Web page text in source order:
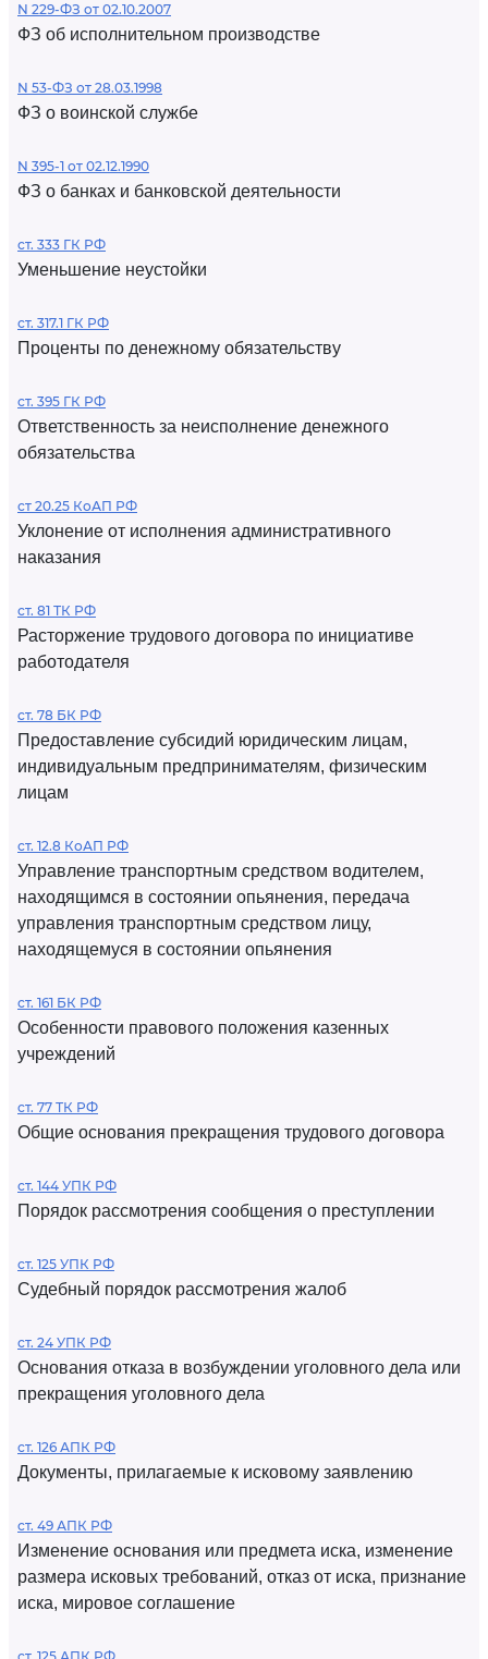
N 229-ФЗ от 02.10.2007
ФЗ об исполнительном производстве
N 53-ФЗ от 28.03.1998
ФЗ о воинской службе
N 395-1 от 02.12.1990
ФЗ о банках и банковской деятельности
ст. 333 ГК РФ
Уменьшение неустойки
ст. 317.1 ГК РФ
Проценты по денежному обязательству
ст. 395 ГК РФ
Ответственность за неисполнение денежного
обязательства
ст 20.25 КоАП РФ
Уклонение от исполнения административного
наказания
ст. 81 ТК РФ
Расторжение трудового договора по инициативе
работодателя
ст. 78 БК РФ
Предоставление субсидий юридическим лицам,
индивидуальным предпринимателям, физическим
лицам
ст. 12.8 КоАП РФ
Управление транспортным средством водителем,
находящимся в состоянии опьянения, передача
управления транспортным средством лицу,
находящемуся в состоянии опьянения
ст. 161 БК РФ
Особенности правового положения казенных
учреждений
ст. 77 ТК РФ
Общие основания прекращения трудового договора
ст. 144 УПК РФ
Порядок рассмотрения сообщения о преступлении
ст. 125 УПК РФ
Судебный порядок рассмотрения жалоб
ст. 24 УПК РФ
Основания отказа в возбуждении уголовного дела или
прекращения уголовного дела
ст. 126 АПК РФ
Документы, прилагаемые к исковому заявлению
ст. 49 АПК РФ
Изменение основания или предмета иска, изменение
размера исковых требований, отказ от иска, признание
иска, мировое соглашение